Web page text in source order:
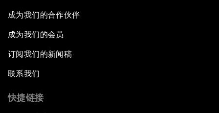
成为我们的合作伙伴
成为我们的会员
订阅我们的新闻稿
联系我们
快捷链接